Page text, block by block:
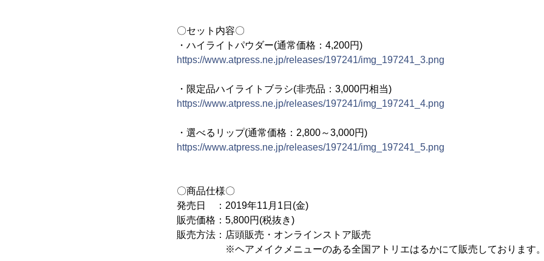
〇セット内容〇
・ハイライトパウダー(通常価格：4,200円)
https://www.atpress.ne.jp/releases/197241/img_197241_3.png
・限定品ハイライトブラシ(非売品：3,000円相当)
https://www.atpress.ne.jp/releases/197241/img_197241_4.png
・選べるリップ(通常価格：2,800～3,000円)
https://www.atpress.ne.jp/releases/197241/img_197241_5.png
〇商品仕様〇
発売日 ：2019年11月1日(金)
販売価格：5,800円(税抜き)
販売方法：店頭販売・オンラインストア販売
※ヘアメイクメニューのある全国アトリエはるかにて販売しております